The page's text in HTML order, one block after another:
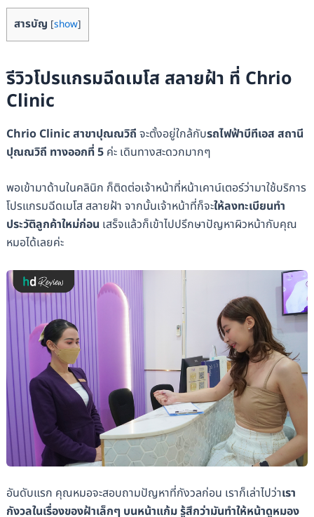
สารบัญ [show]
รีวิวโปรแกรมฉีดเมโส สลายฝ้า ที่ Chrio
Clinic
Chrio Clinic สาขาปุณณวิถี จะตั้งอยู่ใกล้กับรถไฟฟ้าบีทีเอส สถานี
ปุณณวิถี ทางออกที่ 5ค่ะ เดินทางสะดวกมากๆ
พอเข้ามาด้านในคลินิก ก็ติดต่อเจ้าหน้าที่หน้าเคาน์เตอร์ว่ามาใช้บริการ
โปรแกรมฉีดเมโส สลายฝ้า จากนั้นเจ้าหน้าที่ก็จะให้ลงทะเบียนทำ
ประวัติลูกค้าใหม่ก่อน เสร็จแล้วก็เข้าไปปรึกษาปัญหาผิวหน้ากับคุณ
หมอได้เลยค่ะ
อันดับแรก คุณหมอจะสอบถามปัญหาที่กังวลก่อน เราก็เล่าไปว่าเรา
กังวลในเรื่องของฝ้าเล็กๆ บนหน้าแก้ม รู้สึกว่ามันทำให้หน้าดูหมอง